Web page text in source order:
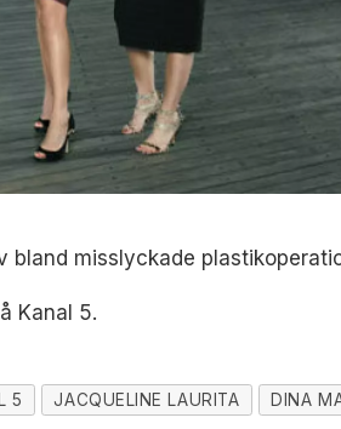
misslyckade
Kanal 5.
5 JACQUELINE LAURITA DINA